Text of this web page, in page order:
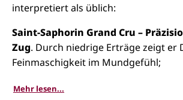
interpretiert als üblich:
Saint-Saphorin Grand Cru –
Zug. Durch niedrige Erträge zeigt er
Feinmaschigkeit im Mundgefühl;
griffigen Salzigkeit an den
Mehr lesen...